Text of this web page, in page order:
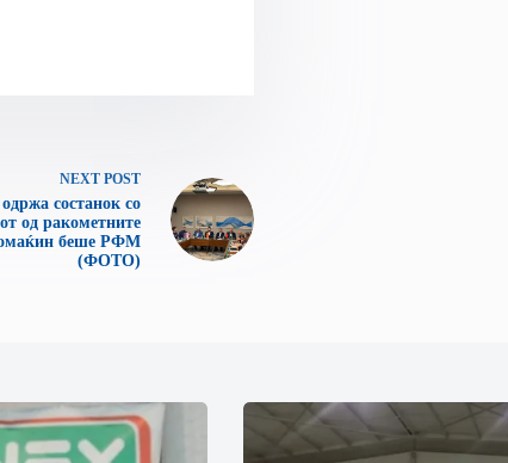
NEXT POST
состанок со
од ракометните
беше РФМ
(ФОТО)